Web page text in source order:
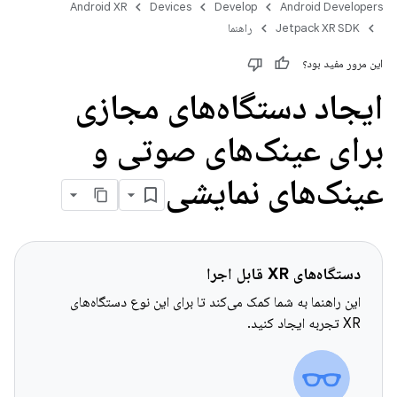
Android Developers
Develop
Devices
Android XR
Jetpack XR SDK
راهنما
این مرور مفید بود؟
ایجاد دستگاه‌های مجازی
برای عینک‌های صوتی و
عینک‌های نمایشی
دستگاه‌های XR قابل اجرا
این راهنما به شما کمک می‌کند تا برای این نوع دستگاه‌های
XR تجربه ایجاد کنید.